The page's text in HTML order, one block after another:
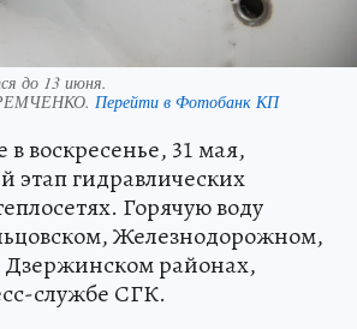
до 13 июня.
Перейти в Фотобанк КП
воскресенье, 31 мая,
этап гидравлических
Горячую воду
Железнодорожном,
районах,
службе СГК.